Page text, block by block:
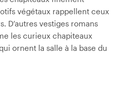
végétaux rappellent ceux
D’autres vestiges romans
les curieux chapiteaux
ornent la salle à la base du